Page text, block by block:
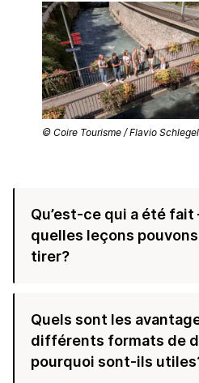
© Coire Tourisme / Flavio Schlegel
Qu’est-ce qui a été fait
quelles leçons
tirer?
Quels sont les
différents formats de
pourquoi sont-ils